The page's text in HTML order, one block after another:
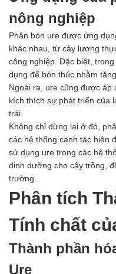
Pha sơn dầu
Pha sơn tĩnh điện
Dung môi khác
HƯƠNG LIỆU TINH DẦU
HÓA CHẤT CÔNG NGHIỆP
Axit
Hóa chất khác
Kiềm
Muối
Kim loại màu
Oxit kim loại
HÓA CHẤT THÍ NGHIỆM
Hóa chất thí nghiệm
Thiết bị phòng thí nghiệm
HÓA CHẤT NÔNG NGHIỆP
Chế phẩm sinh học
HÓA CHẤT XÂY DỰNG
nông nghiệp
Phân bón ure được ứng
khác nhau, từ cây lương
công nghiệp. Đặc biệt,
dụng để bón thúc nhằm
Ngoài ra, ure cũng được áp
kích thích sự phát triển của
trái.
Không chỉ dừng lại ở đó,
các hệ thống canh tác hiện
sử dụng ure trong các hệ
dinh dưỡng cho cây trồng,
trường.
Phân tích
Tính chất
Thành phần
Ure